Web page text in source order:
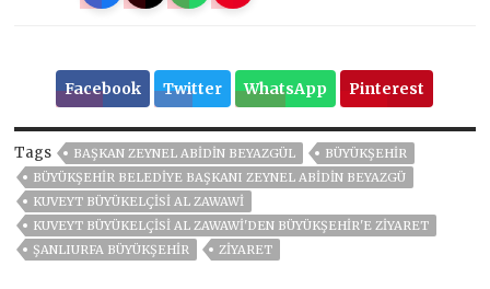
Facebook Twitter WhatsApp Pinterest
Tags BAŞKAN ZEYNEL ABİDİN BEYAZGÜL
BÜYÜKŞEHİR
BÜYÜKŞEHIR BELEDIYE BAŞKANI ZEYNEL ABIDIN BEYAZGÜ
KUVEYT BÜYÜKELÇİSİ AL ZAWAWİ
KUVEYT BÜYÜKELÇİSİ AL ZAWAWİ'DEN BÜYÜKŞEHİR'E ZİYARET
ŞANLIURFA BÜYÜKŞEHİR
ZIYARET